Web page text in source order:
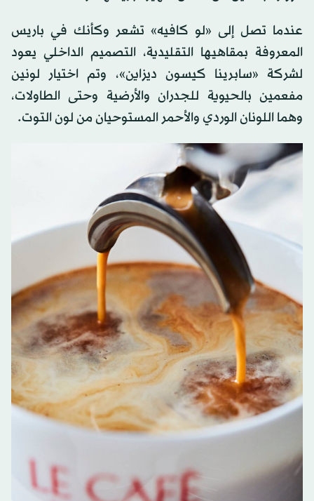
عندما تصل إلى «لو كافيه» تشعر وكأنك في باريس
المعروفة بمقاهيها التقليدية، التصميم الداخلي يعود
لشركة «سابرينا كيسون ديزاين»، وتم اختيار لونين
مفعمين بالحيوية للجدران والأرضية وحتى الطاولات،
وهما اللونان الوردي والأحمر المستوحيان من لون التوت.